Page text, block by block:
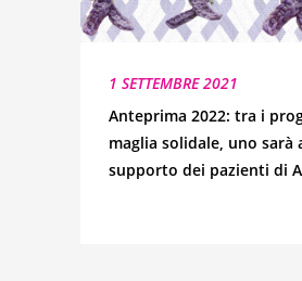
1 SETTEMBRE 2021
Anteprima 2022: tra i
maglia solidale, uno sarà
supporto dei pazienti di